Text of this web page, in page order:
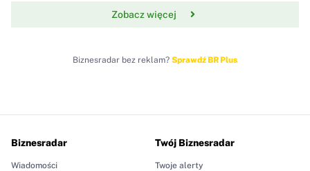
Zobacz więcej
Biznesradar bez reklam? Sprawdź BR Plus
Biznesradar
Wiadomości
Twój Biznesradar
Twoje alerty